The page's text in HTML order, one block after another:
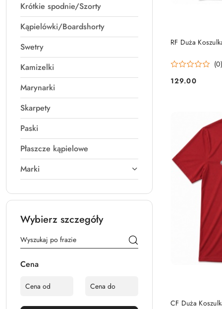
Krótkie spodnie/Szorty
Kąpielówki/Boardshorty
Swetry
Kamizelki
Marynarki
Skarpety
Paski
Płaszcze kąpielowe
Marki
Wybierz szczegóły
Cena
RF Duża
(0)
Cena:
129.00
CF Duża